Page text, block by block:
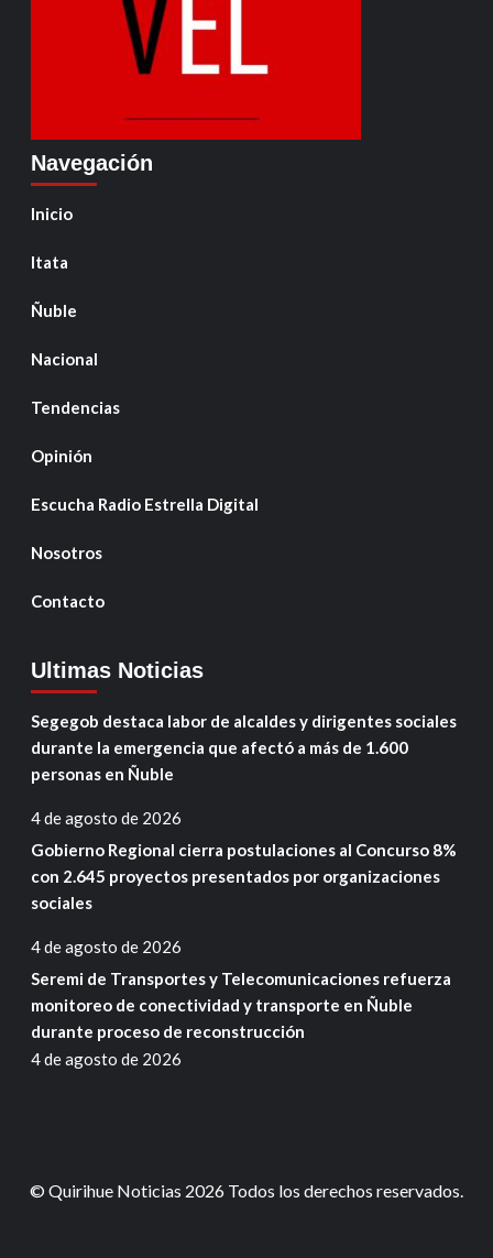
Navegación
Inicio
Itata
Ñuble
Nacional
Tendencias
Opinión
Escucha Radio Estrella Digital
Nosotros
Contacto
Ultimas Noticias
Segegob destaca labor de alcaldes y dirigentes sociales
durante la emergencia que afectó a más de 1.600
personas en Ñuble
4 de agosto de 2026
Gobierno Regional cierra postulaciones al Concurso 8%
con 2.645 proyectos presentados por organizaciones
sociales
4 de agosto de 2026
Seremi de Transportes y Telecomunicaciones refuerza
monitoreo de conectividad y transporte en Ñuble
durante proceso de reconstrucción
4 de agosto de 2026